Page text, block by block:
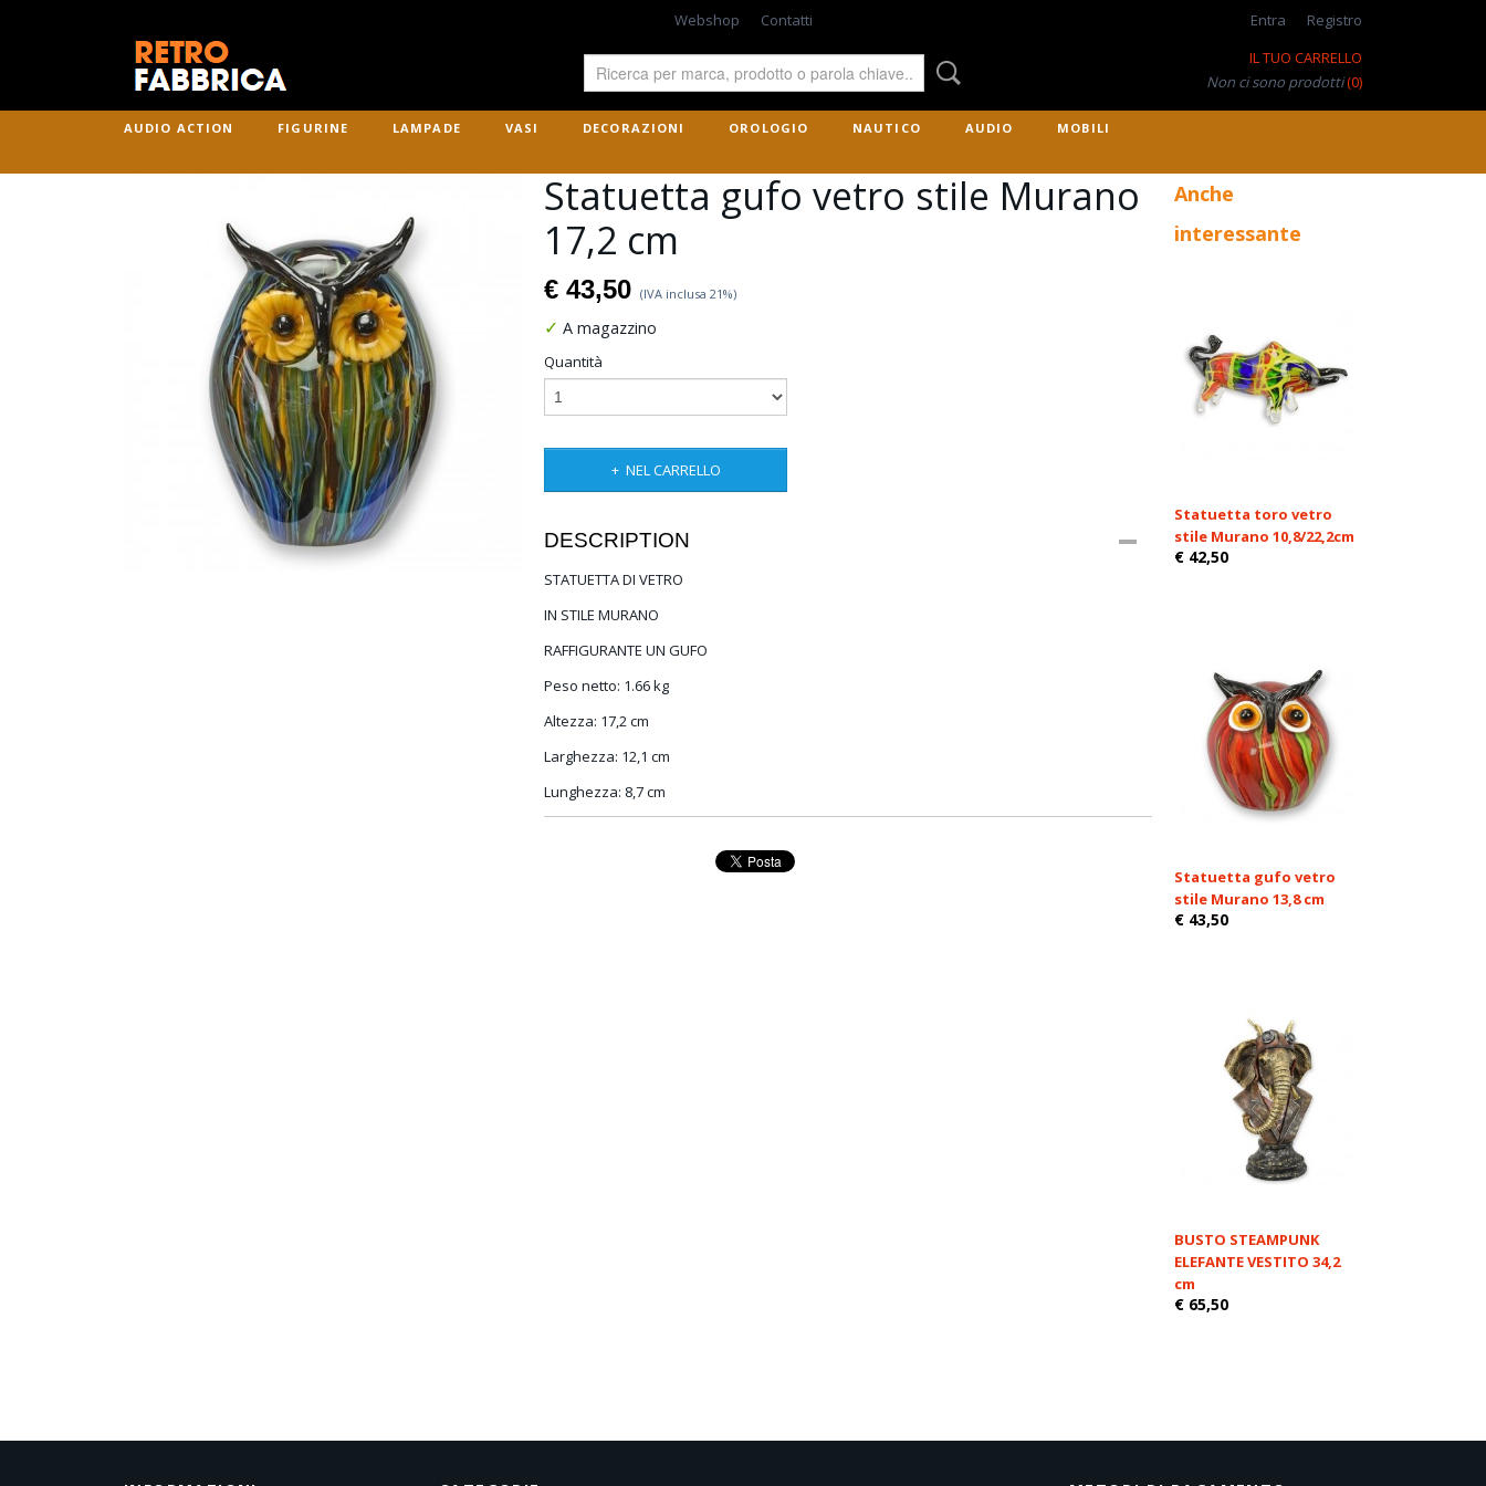
Webshop Contatti Entra
Registro
IL TUO CARRELLO
Non ci sono prodotti(0)
AUDIO ACTION FIGURINE LAMPADE VASI DECORAZIONI OROLOGIO NAUTICO AUDIO MOBILI
Statuetta gufo vetro stile Murano
17,2 cm
€ 43,50 (IVA inclusa 21%)
✓ A magazzino
Quantità
NEL CARRELLO
DESCRIPTION
STATUETTA DI VETRO
IN STILE MURANO
RAFFIGURANTE UN GUFO
Peso netto: 1.66 kg
Altezza: 17,2 cm
Larghezza: 12,1 cm
Lunghezza: 8,7 cm
Anche
interessante
Statuetta toro vetro
stile Murano 10,8/22,2cm
€ 42,50
Statuetta gufo vetro
stile Murano 13,8 cm
€ 43,50
BUSTO STEAMPUNK
ELEFANTE VESTITO 34,2
cm
€ 65,50